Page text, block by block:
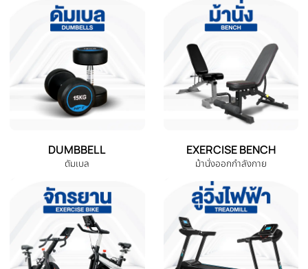
รออัพเดท กระสอบทรายเปล่า ไซส์ S
หนัง PU มาพร้อมกับสายเบลท์ไน
THB 1,600.00
ดูรายละเอียด
-50%
กระสอบทรายแขวน กระสอบทราย
ซ้อมมวย ราคาถูก (ยัดใส่ให้
Homefittools
THB 4,780.00THB
หยิบใส่ตะกร้า